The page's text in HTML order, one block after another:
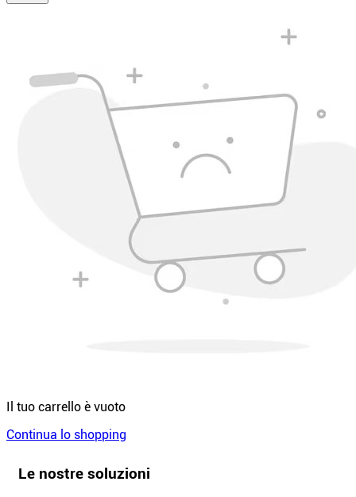
Il tuo carrello è vuoto
Continua lo shopping
Le nostre soluzioni